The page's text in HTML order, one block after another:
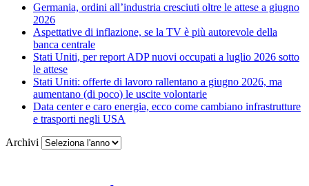
Germania, ordini all’industria cresciuti oltre le attese a giugno
2026
Aspettative di inflazione, se la TV è più autorevole della
banca centrale
Stati Uniti, per report ADP nuovi occupati a luglio 2026 sotto
le attese
Stati Uniti: offerte di lavoro rallentano a giugno 2026, ma
aumentano (di poco) le uscite volontarie
Data center e caro energia, ecco come cambiano infrastrutture
e trasporti negli USA
Archivi